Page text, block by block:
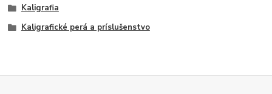
Kaligrafia
Kaligrafické perá a príslušenstvo